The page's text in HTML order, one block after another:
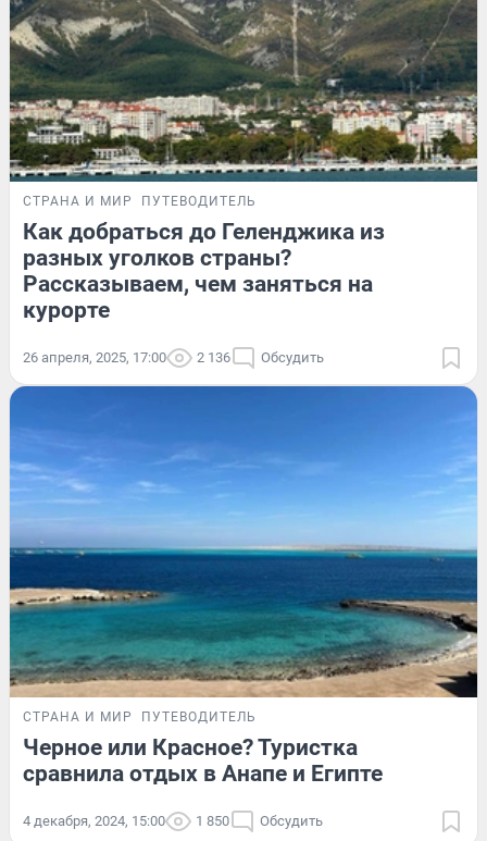
СТРАНА И МИР ПУТЕВОДИТЕЛЬ
Как добраться до Геленджика из
разных уголков страны?
Рассказываем, чем заняться на
курорте
26 апреля, 2025, 17:00 2 136 Обсудить
СТРАНА И МИР ПУТЕВОДИТЕЛЬ
Черное или Красное? Туристка
сравнила отдых в Анапе и Египте
4 декабря, 2024, 15:00 1 850 Обсудить